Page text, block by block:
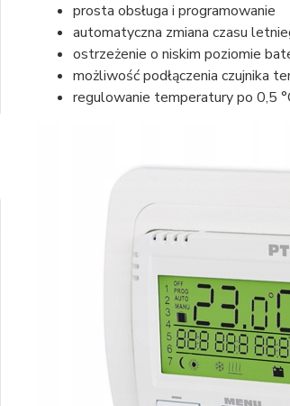
prosta obsługa i programowanie
automatyczna zmiana czasu
ostrzeżenie o niskim poziomie
możliwość podłączenia czujnika
regulowanie temperatury po 0,5